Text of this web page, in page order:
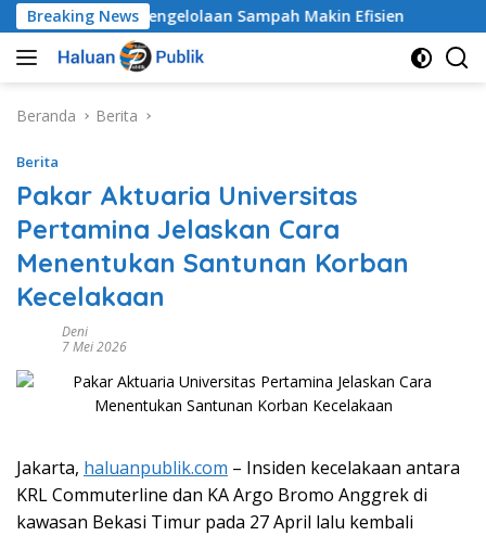
Langsung
ke
konten
Breaking News
Pengelolaan Sampah Makin Efisien
Beranda Berita
Berita
Pakar Aktuaria Universitas
Pertamina Jelaskan Cara
Menentukan Santunan Korban
Kecelakaan
Deni
7 Mei 2026
Jakarta, haluanpublik.com – Insiden kecelakaan antara
KRL Commuterline dan KA Argo Bromo Anggrek di
kawasan Bekasi Timur pada 27 April lalu kembali